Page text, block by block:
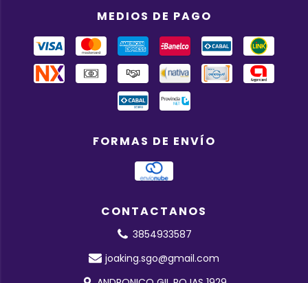
MEDIOS DE PAGO
FORMAS DE ENVÍO
CONTACTANOS
3854933587
joaking.sgo@gmail.com